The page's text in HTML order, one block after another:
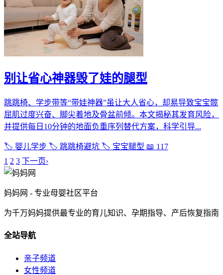
别让省心神器毁了娃的腿型
跳跳椅、学步带等“带娃神器”虽让大人省心，却易导致宝宝髋
屈肌过度兴奋、脚尖着地及骨盆前倾。本文揭秘其发育风险，
并提供每日10分钟的地面负重序列替代方案，科学引导...
🏷️ 婴儿学步 🏷️ 跳跳椅避坑 🏷️ 宝宝腿型 📖 117
1 2 3 下一页›
妈妈网 - 专业母婴社区平台
为千万妈妈提供最专业的育儿知识、孕期指导、产后恢复指南
全站导航
亲子频道
女性频道